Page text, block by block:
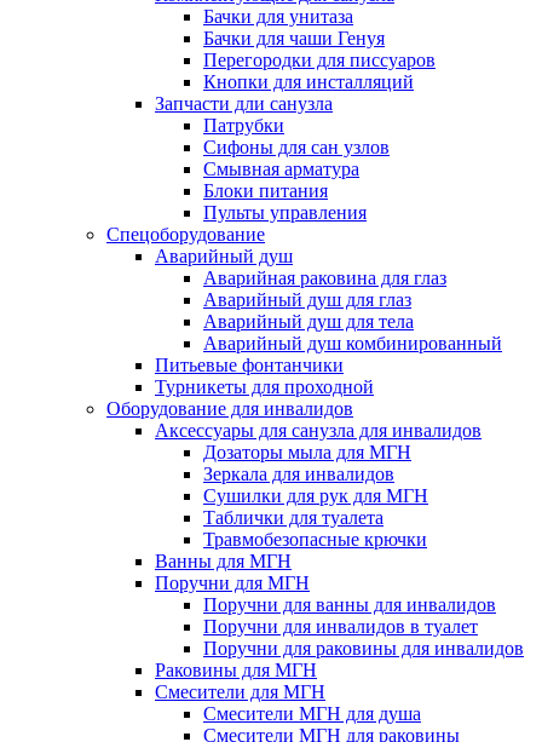
Бачки для унитаза
Бачки для чаши Генуя
Перегородки для писсуаров
Кнопки для инсталляций
Запчасти дли санузла
Патрубки
Сифоны для сан узлов
Смывная арматура
Блоки питания
Пульты управления
Спецоборудование
Аварийный душ
Аварийная раковина для глаз
Аварийный душ для глаз
Аварийный душ для тела
Аварийный душ комбинированный
Питьевые фонтанчики
Турникеты для проходной
Оборудование для инвалидов
Аксессуары для санузла для инвалидов
Дозаторы мыла для МГН
Зеркала для инвалидов
Сушилки для рук для МГН
Таблички для туалета
Травмобезопасные крючки
Ванны для МГН
Поручни для МГН
Поручни для ванны для инвалидов
Поручни для инвалидов в туалет
Поручни для раковины для инвалидов
Раковины для МГН
Смесители для МГН
Смесители МГН для душа
Смесители МГН для раковины